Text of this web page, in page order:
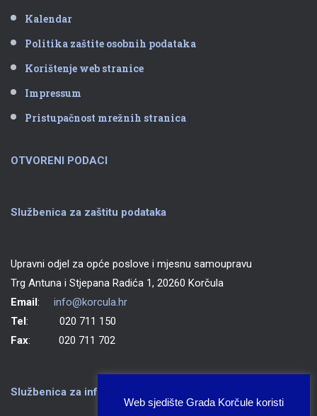
Kalendar
Politika zaštite osobnih podataka
Korištenje web stranice
Impressum
Pristupačnost mrežnih stranica
OTVORENI PODACI
Službenica za zaštitu podataka
Upravni odjel za opće poslove i mjesnu samoupravu
Trg Antuna i Stjepana Radića 1, 20260 Korčula
Email: info@korcula.hr
Tel: 020 711 150
Fax: 020 711 702
Službenica za informiranje Grada Korčule
Web sjedište Grada Korčule koristi